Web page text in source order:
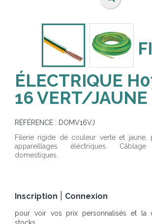
ÉLECTRIQUE
16 VERT/JAUNE
RÉFÉRENCE : DOMV16VJ
Filerie rigide de couleur verte et jaune,
appareillages éléctriques.
domestiques.
Inscription Connexion
pour voir vos prix personnalisés et la